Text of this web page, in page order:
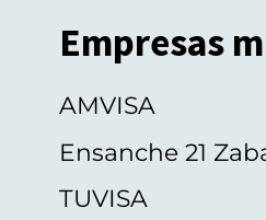
Empresas
AMVISA
Ensanche 21
TUVISA